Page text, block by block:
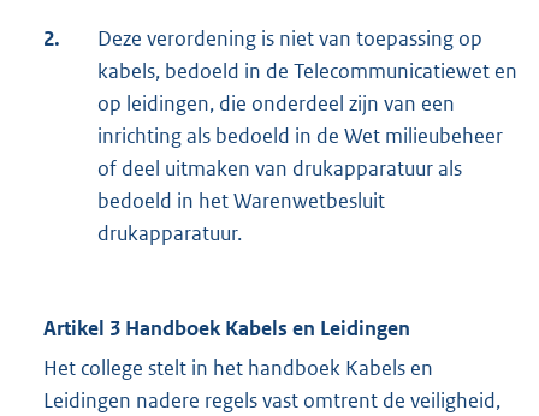
2.
Deze verordening is niet van toepassing op
kabels, bedoeld in de Telecommunicatiewet en
op leidingen, die onderdeel zijn van een
inrichting als bedoeld in de Wet milieubeheer
of deel uitmaken van drukapparatuur als
bedoeld in het Warenwetbesluit
drukapparatuur.
Artikel 3 Handboek Kabels en Leidingen
Het college stelt in het handboek Kabels en
Leidingen nadere regels vast omtrent de veiligheid,